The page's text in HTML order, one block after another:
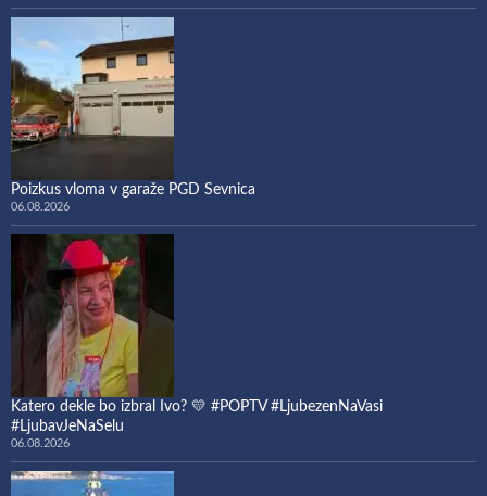
Poizkus vloma v garaže PGD Sevnica
06.08.2026
Katero dekle bo izbral Ivo? 💛 #POPTV #LjubezenNaVasi
#LjubavJeNaSelu
06.08.2026